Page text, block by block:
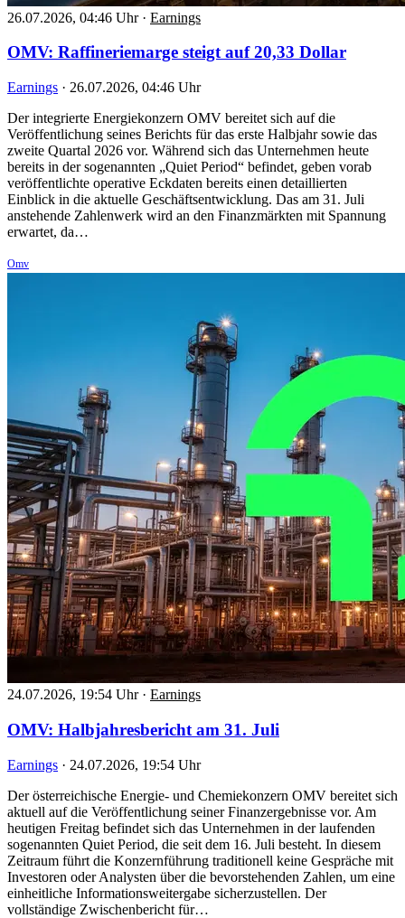
26.07.2026, 04:46 Uhr · Earnings
OMV: Raffineriemarge steigt auf 20,33 Dollar
Earnings · 26.07.2026, 04:46 Uhr
Der integrierte Energiekonzern OMV bereitet sich auf die
Veröffentlichung seines Berichts für das erste Halbjahr sowie das
zweite Quartal 2026 vor. Während sich das Unternehmen heute
bereits in der sogenannten „Quiet Period“ befindet, geben vorab
veröffentlichte operative Eckdaten bereits einen detaillierten
Einblick in die aktuelle Geschäftsentwicklung. Das am 31. Juli
anstehende Zahlenwerk wird an den Finanzmärkten mit Spannung
erwartet, da…
Omv
24.07.2026, 19:54 Uhr · Earnings
OMV: Halbjahresbericht am 31. Juli
Earnings · 24.07.2026, 19:54 Uhr
Der österreichische Energie- und Chemiekonzern OMV bereitet sich
aktuell auf die Veröffentlichung seiner Finanzergebnisse vor. Am
heutigen Freitag befindet sich das Unternehmen in der laufenden
sogenannten Quiet Period, die seit dem 16. Juli besteht. In diesem
Zeitraum führt die Konzernführung traditionell keine Gespräche mit
Investoren oder Analysten über die bevorstehenden Zahlen, um eine
einheitliche Informationsweitergabe sicherzustellen. Der
vollständige Zwischenbericht für…